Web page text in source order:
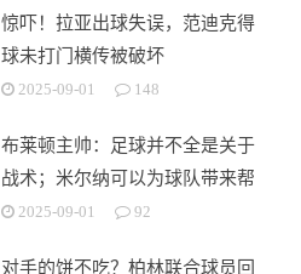
惊吓！拉亚出球失误，范迪克得
球未打门横传被破坏
2025-09-01 148
布莱顿主帅：足球并不全是关于
战术；米尔纳可以为球队带来帮
助2025-09-01 92
对手的饼不吃？柏林联合球员回